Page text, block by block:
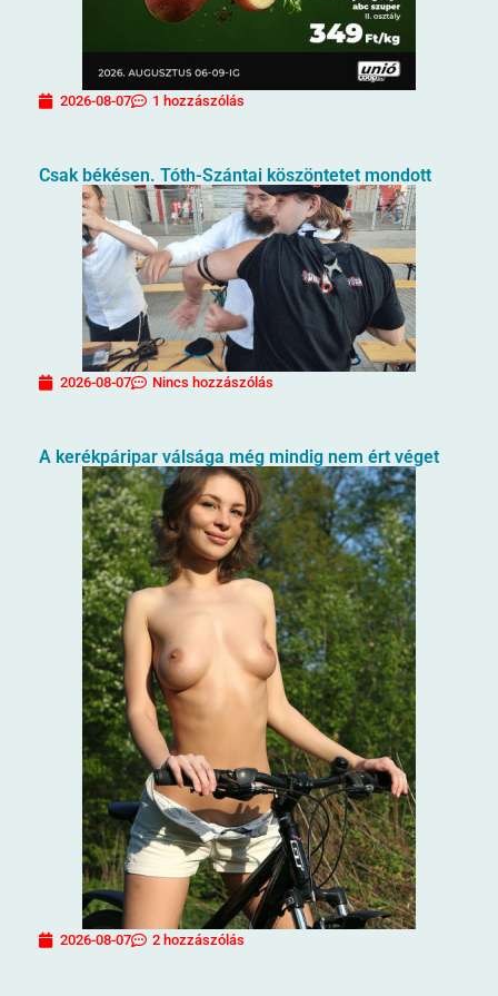
2026-08-07 1 hozzászólás
Csak békésen. Tóth-Szántai köszöntetet mondott
2026-08-07 Nincs hozzászólás
A kerékpáripar válsága még mindig nem ért véget
2026-08-07 2 hozzászólás